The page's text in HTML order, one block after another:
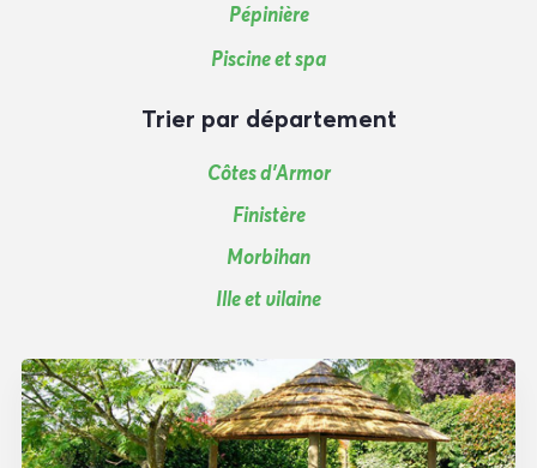
Pépinière
Piscine et spa
Trier par département
Côtes d’Armor
Finistère
Morbihan
Ille et vilaine